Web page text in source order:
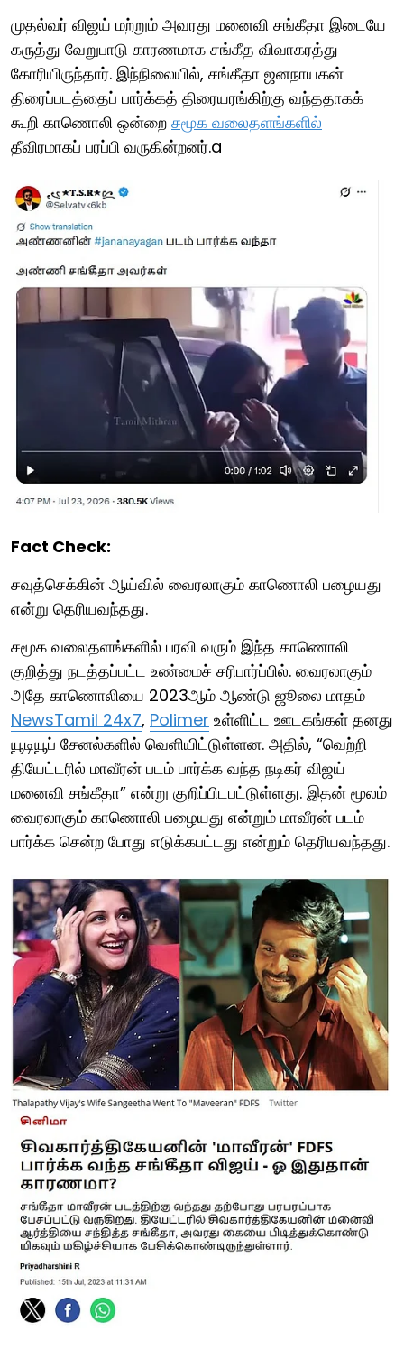
முதல்வர் விஜய் மற்றும் அவரது மனைவி சங்கீதா இடையே
கருத்து வேறுபாடு காரணமாக சங்கீத விவாகரத்து
கோரியிருந்தார். இந்நிலையில், சங்கீதா ஜனநாயகன்
திரைப்படத்தைப் பார்க்கத் திரையரங்கிற்கு வந்ததாகக்
கூறி காணொலி ஒன்றை சமூக வலைதளங்களில்
தீவிரமாகப் பரப்பி வருகின்றனர்.a
Fact Check:
சவுத்செக்கின் ஆய்வில் வைரலாகும் காணொலி பழையது
என்று தெரியவந்தது.
சமூக வலைதளங்களில் பரவி வரும் இந்த காணொலி
குறித்து நடத்தப்பட்ட உண்மைச் சரிபார்ப்பில். வைரலாகும்
அதே காணொலியை 2023ஆம் ஆண்டு ஜூலை மாதம்
NewsTamil 24x7, Polimer உள்ளிட்ட ஊடகங்கள் தனது
யூடியூப் சேனல்களில் வெளியிட்டுள்ளன. அதில், “வெற்றி
தியேட்டரில் மாவீரன் படம் பார்க்க வந்த நடிகர் விஜய்
மனைவி சங்கீதா” என்று குறிப்பிடபட்டுள்ளது. இதன் மூலம்
வைரலாகும் காணொலி பழையது என்றும் மாவீரன் படம்
பார்க்க சென்ற போது எடுக்கபட்டது என்றும் தெரியவந்தது.